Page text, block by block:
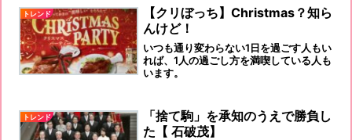
気を願う方々が、続々と向かっています
から！
トレンド
【クリぼっち】Christmas？知ら
んけど！
いつも通り変わらない1日を過ごす人もい
れば、1人の過ごし方を満喫している人も
います。
トレンド
「捨て駒」を承知のうえで勝負し
た【 石破茂】